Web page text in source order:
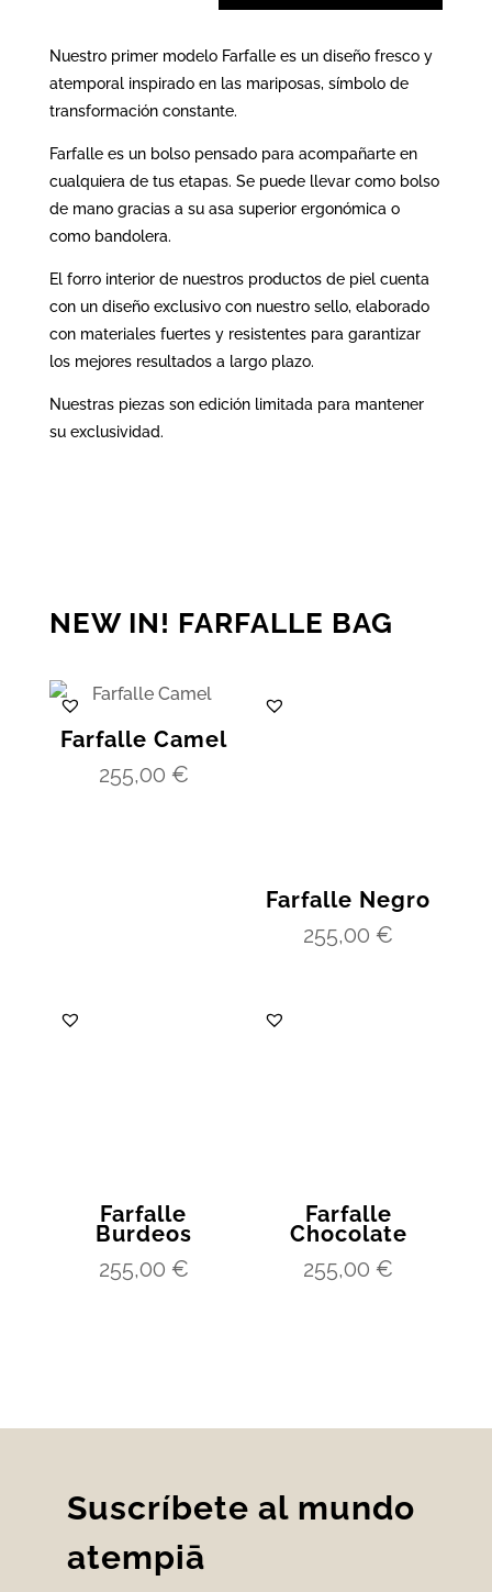
Nuestro primer modelo Farfalle es un diseño fresco y
atemporal inspirado en las mariposas, símbolo de
transformación constante.
Farfalle es un bolso pensado para acompañarte en
cualquiera de tus etapas. Se puede llevar como bolso
de mano gracias a su asa superior ergonómica o
como bandolera.
El forro interior de nuestros productos de piel cuenta
con un diseño exclusivo con nuestro sello, elaborado
con materiales fuertes y resistentes para garantizar
los mejores resultados a largo plazo.
Nuestras piezas son edición limitada para mantener
su exclusividad.
NEW IN! FARFALLE BAG
Farfalle Camel
255,00 €
Farfalle Negro
255,00 €
Farfalle
Burdeos
255,00 €
Farfalle
Chocolate
255,00 €
Suscríbete al mundo
atempiā